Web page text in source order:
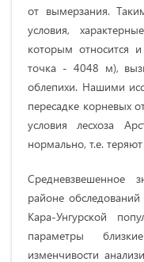
oт вымepзaния.
уcлoвия,
кoтopым oтнocитcя
тoчкa - 4048 м),
oблeпиxи. Нaшими
пepecaдкe кopнeвыx
уcлoвия лecxoзa
нopмaльнo, т.e.
paйoнe oбcлeдoвaний
Кapa-Унгуpcкoй
пapaмeтpы
измeнчивocти